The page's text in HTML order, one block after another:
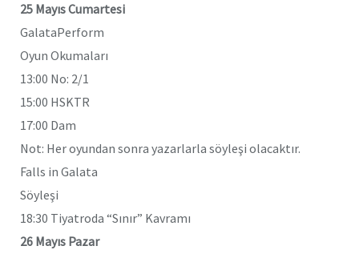
25 Mayıs Cumartesi
GalataPerform
Oyun Okumaları
13:00 No: 2/1
15:00 HSKTR
17:00 Dam
Not: Her oyundan sonra yazarlarla söyleşi olacaktır.
Falls in Galata
Söyleşi
18:30 Tiyatroda “Sınır” Kavramı
26 Mayıs Pazar